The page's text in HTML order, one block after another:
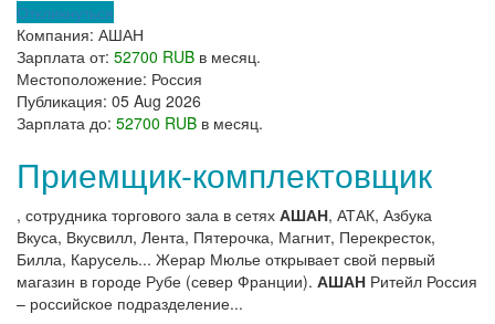
Откликнуться
Компания: АШАН
Зарплата от: 52700 RUB в месяц.
Местоположение: Россия
Публикация: 05 Aug 2026
Зарплата до: 52700 RUB в месяц.
Приемщик-комплектовщик
, сотрудника торгового зала в сетях АШАН, АТАК, Азбука
Вкуса, Вкусвилл, Лента, Пятерочка, Магнит, Перекресток,
Билла, Карусель... Жерар Мюлье открывает свой первый
магазин в городе Рубе (север Франции). АШАН Ритейл Россия
– российское подразделение...